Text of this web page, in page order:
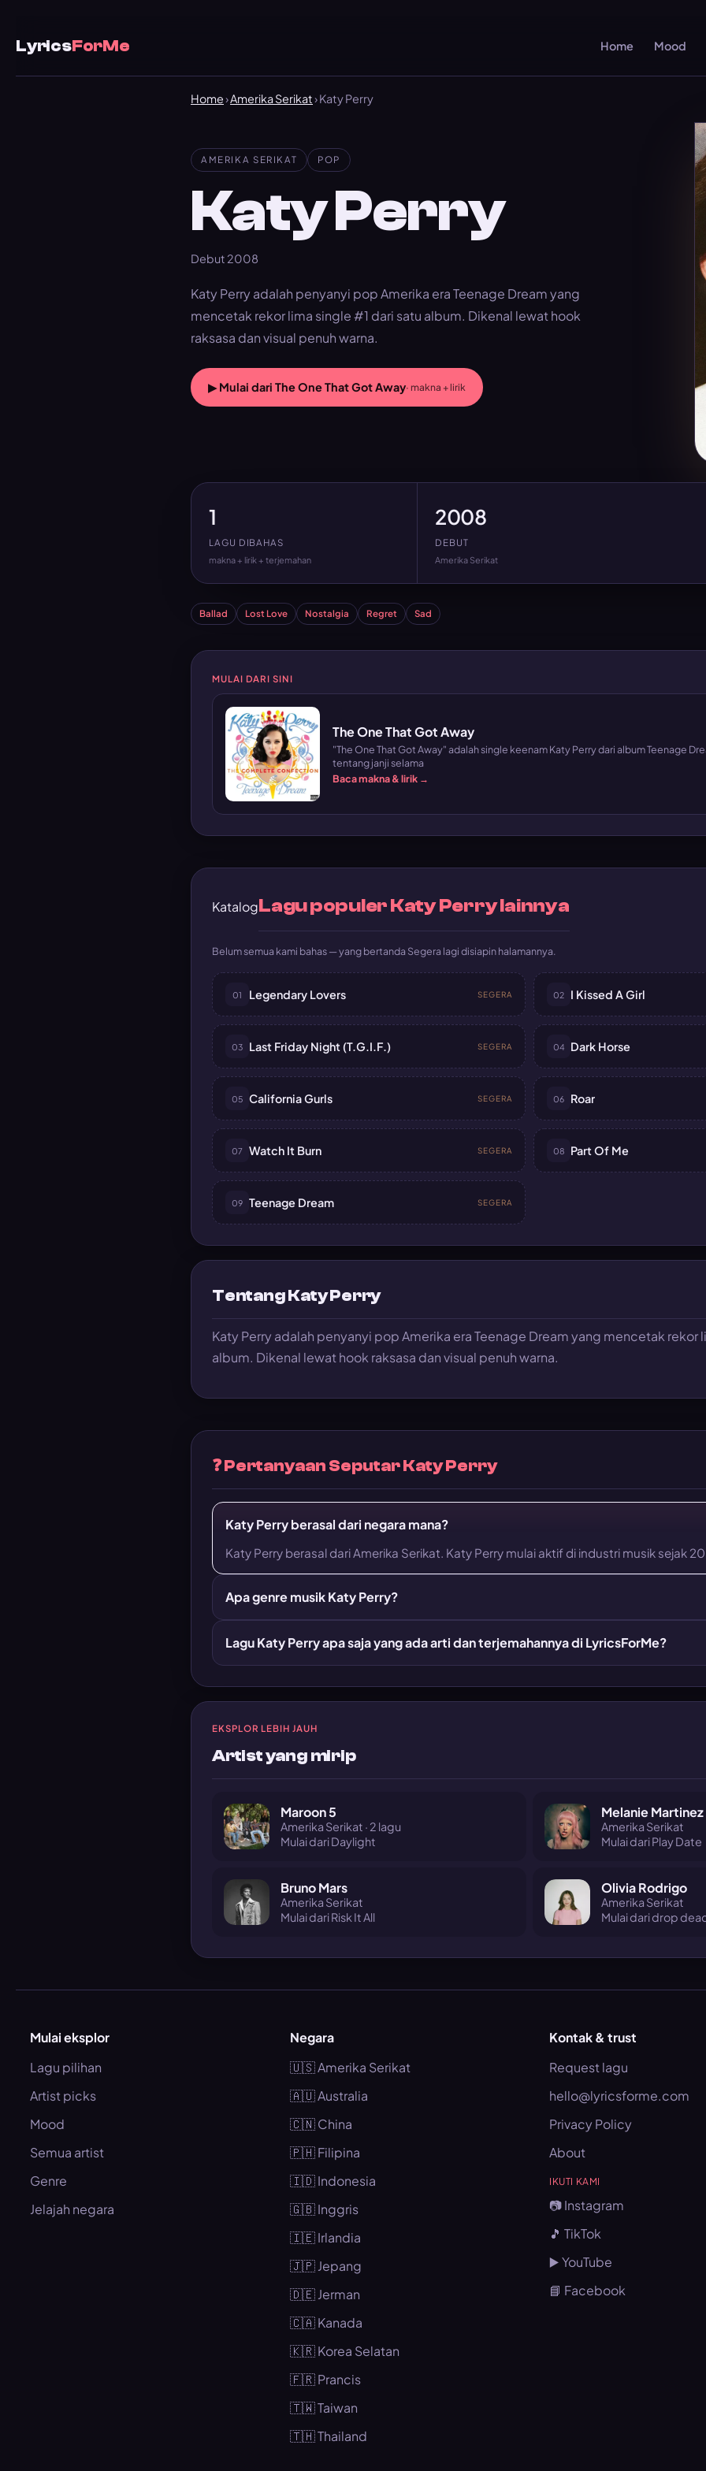
LyricsForMe Home Mood
Home›Amerika Serikat› Katy Perry
AMERIKA SERIKAT POP
Katy Perry
Debut 2008
Katy Perry adalah penyanyi pop Amerika era Teenage Dream yang
mencetak rekor lima single #1 dari satu album. Dikenal lewat hook
raksasa dan visual penuh warna.
▶ Mulai dari The One That Got Away· makna + lirik
1
LAGU DIBAHAS
makna + lirik + terjemahan
2008
DEBUT
Amerika Serikat
Ballad Lost Love Nostalgia Regret Sad
MULAI DARI SINI
The One That Got Away
"The One That Got Away" adalah single keenam Katy Perry dari album Teenage
tentang janji selama
Baca makna & lirik →
KatalogLagu populer Katy Perry lainnya
Belum semua kami bahas — yang bertanda Segera lagi disiapin halamannya.
01 Legendary Lovers SEGERA 02 I Kissed A Girl
03 Last Friday Night (T.G.I.F.) SEGERA 04 Dark Horse
05 California Gurls SEGERA 06 Roar
07 Watch It Burn SEGERA 08 Part Of Me
09 Teenage Dream SEGERA
Tentang Katy Perry
Katy Perry adalah penyanyi pop Amerika era Teenage Dream yang mencetak rekor
album. Dikenal lewat hook raksasa dan visual penuh warna.
❓ Pertanyaan Seputar Katy Perry
Katy Perry berasal dari negara mana?
Katy Perry berasal dari Amerika Serikat. Katy Perry mulai aktif di industri musik sejak
Apa genre musik Katy Perry?
Lagu Katy Perry apa saja yang ada arti dan terjemahannya di LyricsForMe?
EKSPLOR LEBIH JAUH
Artist yang mirip
Maroon 5
Amerika Serikat · 2 lagu
Mulai dari Daylight
Melanie Martinez
Amerika Serikat
Mulai dari Play Date
Bruno Mars
Amerika Serikat
Mulai dari Risk It All
Olivia Rodrigo
Amerika Serikat
Mulai dari drop
Mulai eksplor
Lagu pilihan
Artist picks
Mood
Semua artist
Genre
Jelajah negara
Negara
🇺🇸 Amerika Serikat
🇦🇺 Australia
🇨🇳 China
🇵🇭 Filipina
🇮🇩 Indonesia
🇬🇧 Inggris
🇮🇪 Irlandia
🇯🇵 Jepang
🇩🇪 Jerman
🇨🇦 Kanada
🇰🇷 Korea Selatan
🇫🇷 Prancis
🇹🇼 Taiwan
🇹🇭 Thailand
Kontak & trust
Request lagu
hello@lyricsforme.com
Privacy Policy
About
IKUTI KAMI
📷 Instagram
🎵 TikTok
▶️ YouTube
📘 Facebook